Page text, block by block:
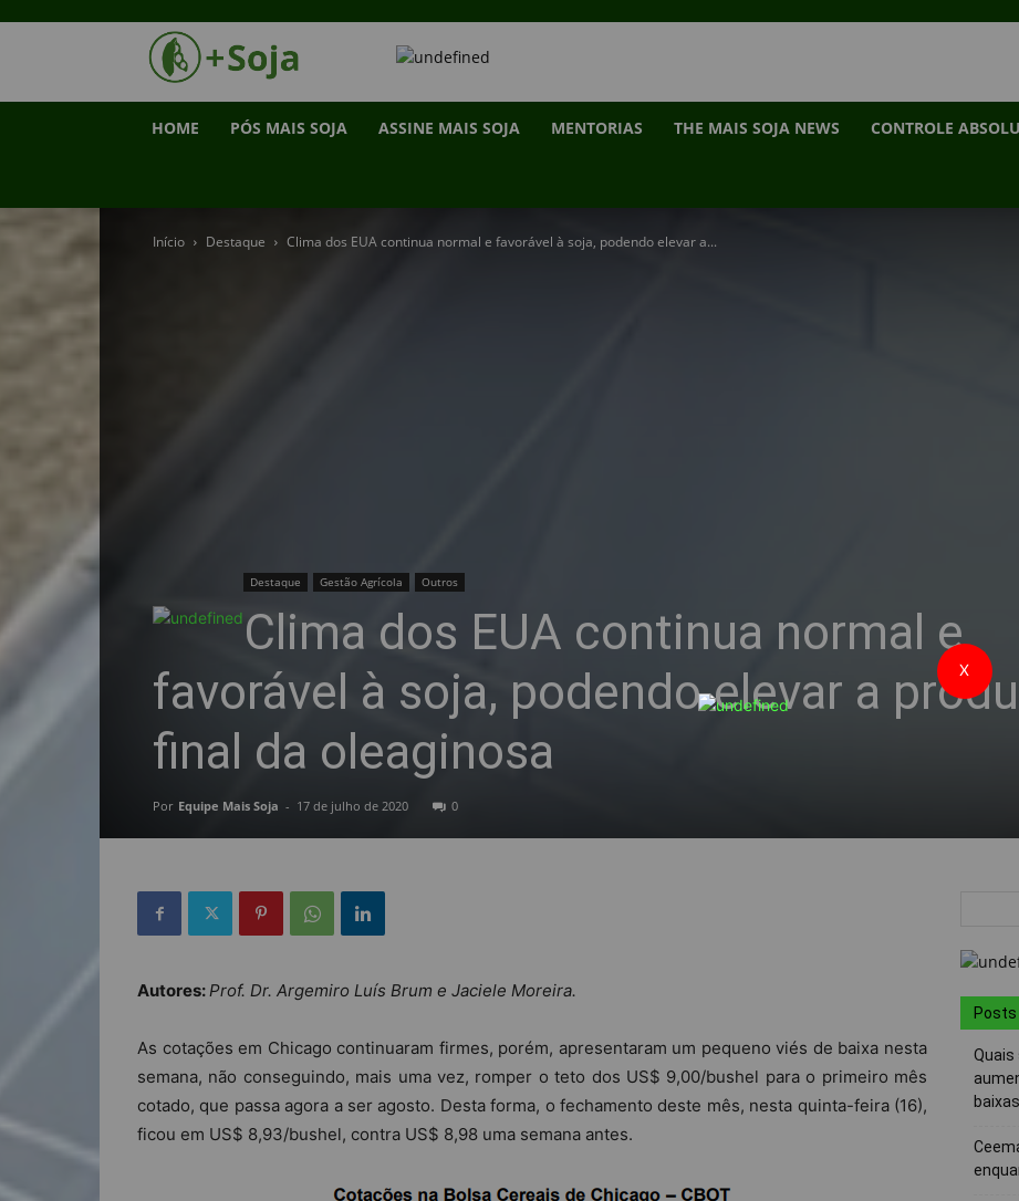
HOME PÓS MAIS SOJA ASSINE MAIS SOJA MENTORIAS THE MAIS SOJA NEWS CONTROLE
Início Destaque Clima dos EUA continua normal e favorável à soja, podendo elevar a...
Destaque Gestão Agrícola Outros
Clima dos EUA continua normal e
favorável à soja, podendo elevar a
final da oleaginosa
Por Equipe Mais Soja - 17 de julho de 2020 0
Autores:Prof. Dr. Argemiro Luís Brum e Jaciele Moreira.
As cotações em Chicago continuaram firmes, porém, apresentaram um pequeno viés de baixa nesta
semana, não conseguindo, mais uma vez, romper o teto dos US$ 9,00/bushel para o primeiro mês
cotado, que passa agora a ser agosto. Desta forma, o fechamento deste mês, nesta quinta-feira (16),
ficou em US$ 8,93/bushel, contra US$ 8,98 uma semana antes.
Quais
X